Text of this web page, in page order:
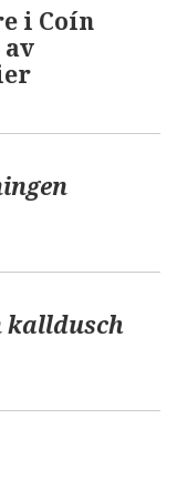
i Coín
kalldusch